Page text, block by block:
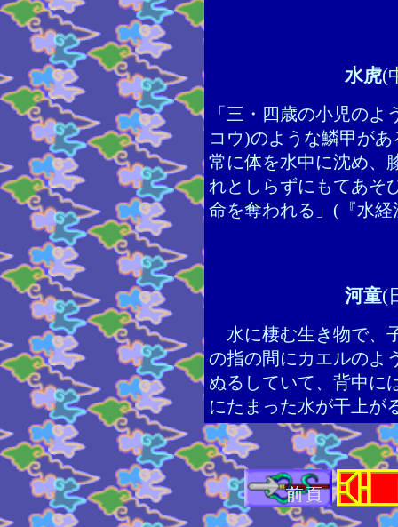
水虎(
「三・四歳の小児のよ
コウ)のような鱗甲が
常に体を水中に沈め、
れとしらずにもてあそ
命を奪われる」(『水経
河童(
水に棲む生き物で、
の指の間にカエルのよ
ぬるしていて、背中に
にたまった水が干上が